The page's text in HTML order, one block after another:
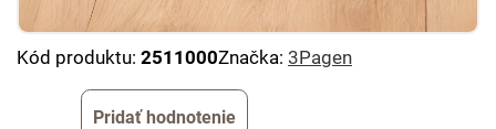
Kód produktu: 2511000Značka: 3Pagen
Pridať hodnotenie